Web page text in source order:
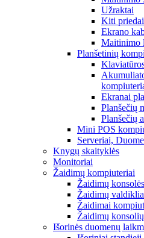
Užraktai
Kiti
Ekrano
Maitinimo
Planšetinių
Ekranai
Planšečių
Planšečių
Mini POS
Serveriai,
Knygų skaityklės
Monitoriai
Žaidimų kompiuteriai
Žaidimų konsolės
Žaidimų
Žaidimai
Žaidimų
Išorinės duomenų